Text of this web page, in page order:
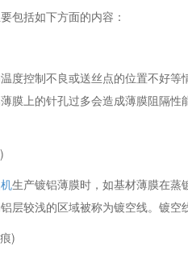
包括如下方面的内容：
控制不良或送丝点的位置不好等
膜上的针孔过多会造成薄膜阻隔
生产镀铝薄膜时，如基材薄膜在蒸
层较浅的区域被称为镀空线。镀空
)